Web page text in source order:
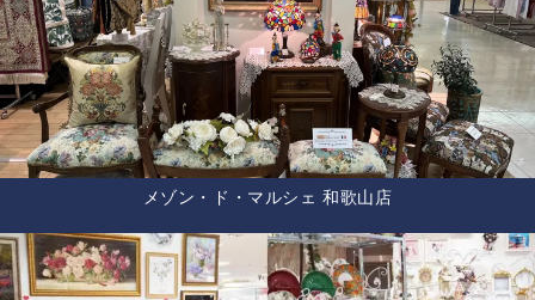
メゾン・ド・マルシェ 和歌山店